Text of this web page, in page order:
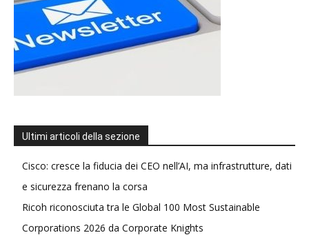
Ultimi articoli della sezione
Cisco: cresce la fiducia dei CEO nell’AI, ma infrastrutture, dati
e sicurezza frenano la corsa
Ricoh riconosciuta tra le Global 100 Most Sustainable
Corporations 2026 da Corporate Knights